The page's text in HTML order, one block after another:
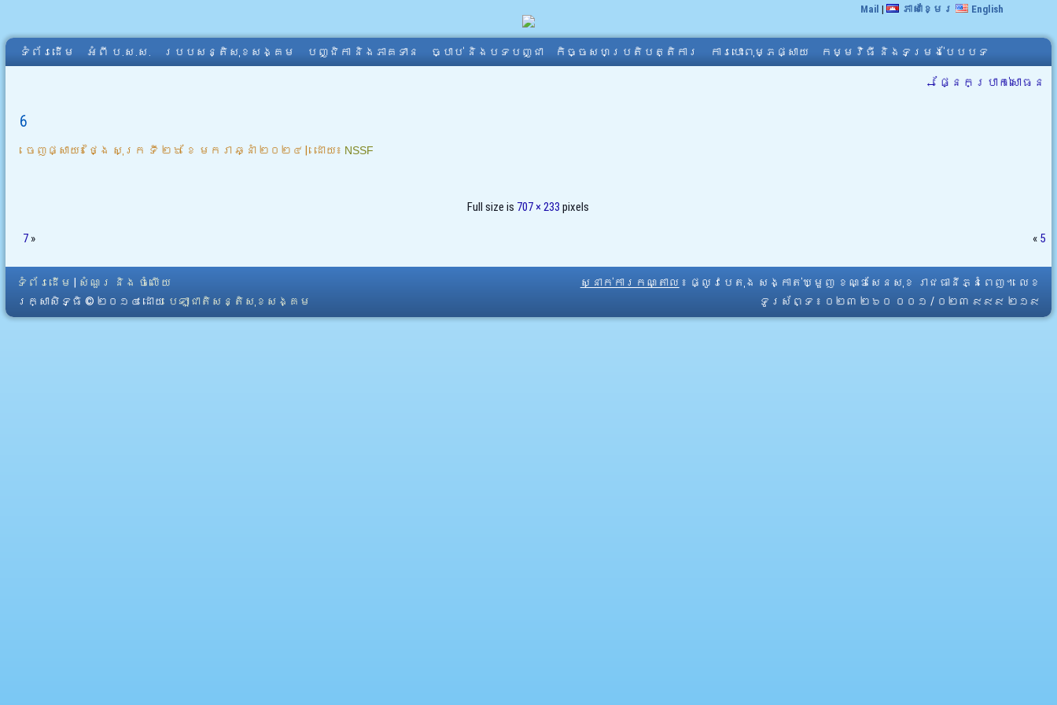
Mail | ភាសាខ្មែរ English
ទំព័រដើម អំពី​ ប.ស.ស. របបសន្តិសុខសង្គម បញ្ជិកា និងភាគទាន ច្បាប់ និងបទបញ្ជា កិច្ចសហប្រតិបត្តិការ ការបោះពុម្ភផ្សាយ កម្មវិធី និងទម្រង់បែបបទ
←ផ្នែកប្រាក់សោធន
6
ចេញផ្សាយ៖ ថ្ងៃ សុក្រ ទី ២៦ ខែ មករា ឆ្នាំ ២០២៤ | ដោយ៖ NSSF
Full size is 707 × 233 pixels
7» « 5
ទំព័រដើម
សំណួរ និង ចំលើយ
រក្សាសិទ្ធិ © ២០១៤ ដោយ​ បេឡាជាតិសន្តិសុខសង្គម
ស្នាក់ការកណ្តាល ៖ ផ្លូវបេតុង សង្កាត់ឃ្មួញ ខណ្ឌសែនសុខ រាជធានីភ្នំពេញ។ លេខ
ទូរស័ព្ទ ៖ ០២៣ ២៦០ ០០១ / ០២៣ ៩៩៩ ២១៩